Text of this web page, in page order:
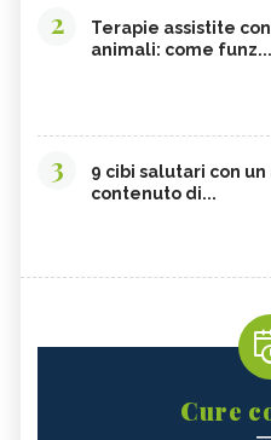
2
Terapie assistite con
animali: come funz...
3
9 cibi salutari con
contenuto di...
Cure